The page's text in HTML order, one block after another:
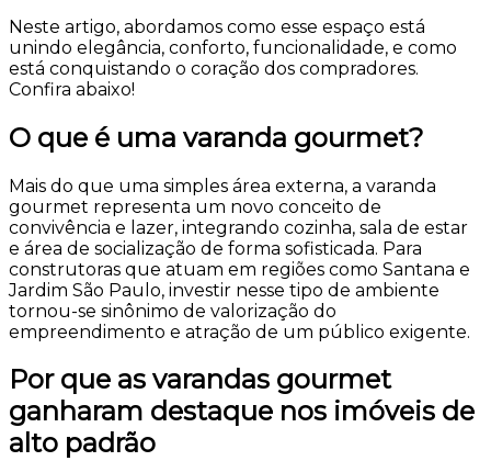
Neste artigo, abordamos como esse espaço está
unindo elegância, conforto, funcionalidade, e como
está conquistando o coração dos compradores.
Confira abaixo!
O que é uma varanda gourmet?
Mais do que uma simples área externa, a varanda
gourmet representa um novo conceito de
convivência e lazer, integrando cozinha, sala de estar
e área de socialização de forma sofisticada. Para
construtoras que atuam em regiões como Santana e
Jardim São Paulo, investir nesse tipo de ambiente
tornou-se sinônimo de valorização do
empreendimento e atração de um público exigente.
Por que as varandas gourmet
ganharam destaque nos imóveis de
alto padrão